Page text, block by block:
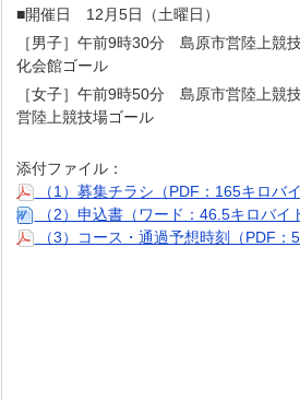
■開催日 12月5日（土曜日）
［男子］午前9時30分 島原市営陸上
化会館ゴール
［女子］午前9時50分 島原市営陸上
営陸上競技場ゴール
添付ファイル：
（1）募集チラシ（PDF：165キロバ
（2）申込書（ワード：46.5キロバイ
（3）コース・通過予想時刻（PDF